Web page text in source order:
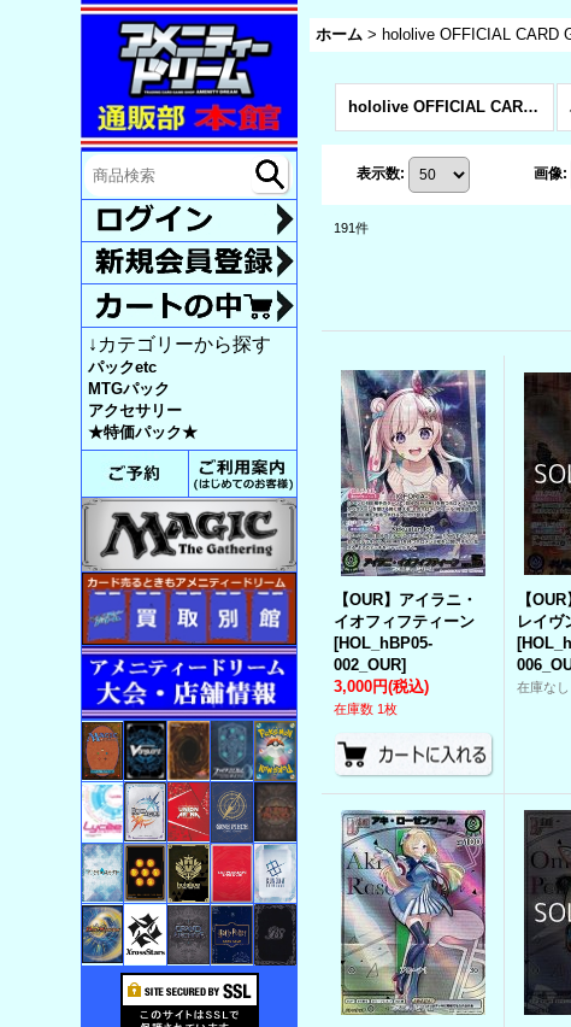
ホーム > hololive OFFICIAL CARD
↓カテゴリーから探す
パックetc
MTGパック
アクセサリー
★特価パック★
hololive OFFICIAL CARD GAME エンチャントレガリア (全商品)
表示数: 画像:
191件
【OUR】アイラニ・
イオフィフティーン
[HOL_hBP05-
002_OUR]
3,000円(税込)
在庫数 1枚
【
レイヴ
[
在庫なし